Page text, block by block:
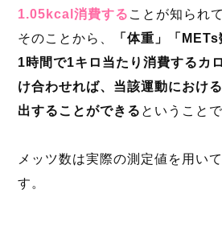
1.05kcal消費する ことが知られ
そのことから、
「体重」「
1時間で1キロ当たり消費するカ
け合わせれば、当該運動におけ
出することができる ということで
メッツ数は実際の測定値を用い
す。